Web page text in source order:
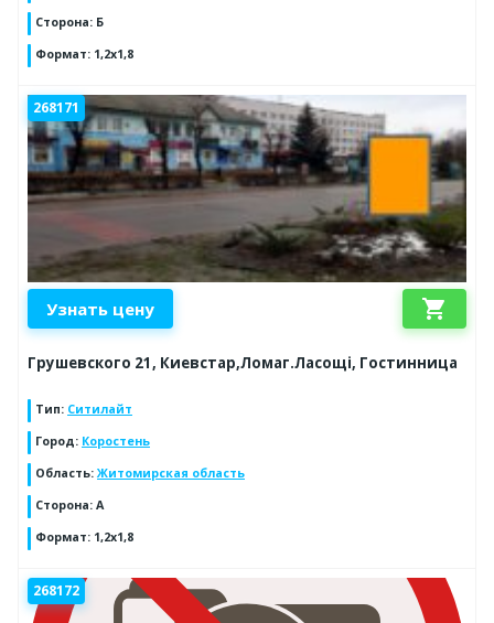
Сторона: Б
Формат: 1,2х1,8
268171
Узнать цену shopping_cart
Грушевского 21, Киевстар,Ломаг.Ласощі, Гостинница
Тип: Ситилайт
Город: Коростень
Область: Житомирская область
Сторона: А
Формат: 1,2х1,8
268172